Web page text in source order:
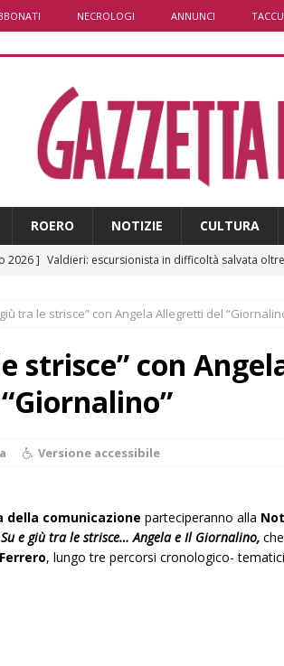
NECROLOGI ANNUNCI
ROERO NOTIZIE CULTURA
2026 ] Valdieri: escursionista in difficoltà salvata
2026 ] Caso Galeasso in Comune ad Alba, per la
il problema politico
ITINERARI / La ciclabile del Ponente ligure sui
2026 ]
2026 ] Alba: lunedì 10 agosto tornano le “Notti del
tra le strisce” con Angela Allegretti del
strisce” con
Versione accessibile
della comunicazione parteciperanno alla
Su e giù tra le strisce… Angela e Il Giornalino,
, lungo tre percorsi cronologico-